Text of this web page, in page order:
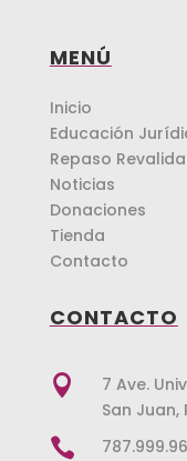
MENÚ
Inicio
Educación
Repaso Revalida
Noticias
Donaciones
Tienda
Contacto
CONTACTO

7 Ave.
San Juan,
